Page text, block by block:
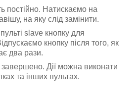
постійно. Натискаємо на
на яку слід замінити.
slave кнопку для
кнопку після того, як
два рази.
завершено. Дії можна виконати
та інших пультах.